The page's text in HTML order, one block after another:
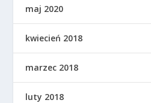
maj 2020
kwiecień 2018
marzec 2018
luty 2018